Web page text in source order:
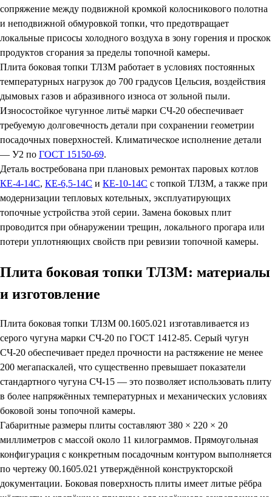
сопряжение между подвижной кромкой колосникового полотна
и неподвижной обмуровкой топки, что предотвращает
локальные присосы холодного воздуха в зону горения и проскок
продуктов сгорания за пределы топочной камеры.
Плита боковая топки ТЛЗМ работает в условиях постоянных
температурных нагрузок до 700 градусов Цельсия, воздействия
дымовых газов и абразивного износа от зольной пыли.
Износостойкое чугунное литьё марки СЧ-20 обеспечивает
требуемую долговечность детали при сохранении геометрии
посадочных поверхностей. Климатическое исполнение детали
— У2 по ГОСТ 15150-69.
Деталь востребована при плановых ремонтах паровых котлов
КЕ-4-14С, КЕ-6,5-14С и КЕ-10-14С с топкой ТЛЗМ, а также при
модернизации тепловых котельных, эксплуатирующих
топочные устройства этой серии. Замена боковых плит
проводится при обнаружении трещин, локального прогара или
потери уплотняющих свойств при ревизии топочной камеры.
Плита боковая топки ТЛЗМ: материалы
и изготовление
Плита боковая топки ТЛЗМ 00.1605.021 изготавливается из
серого чугуна марки СЧ-20 по ГОСТ 1412-85. Серый чугун
СЧ-20 обеспечивает предел прочности на растяжение не менее
200 мегапаскалей, что существенно превышает показатели
стандартного чугуна СЧ-15 — это позволяет использовать плиту
в более напряжённых температурных и механических условиях
боковой зоны топочной камеры.
Габаритные размеры плиты составляют 380 × 220 × 20
миллиметров с массой около 11 килограммов. Прямоугольная
конфигурация с конкретным посадочным контуром выполняется
по чертежу 00.1605.021 утверждённой конструкторской
документации. Боковая поверхность плиты имеет литые рёбра